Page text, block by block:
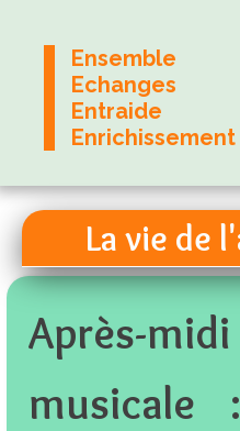
Ensemble
Echanges
Entraide
Enrichissement
La vie de
Après-midi
musicale